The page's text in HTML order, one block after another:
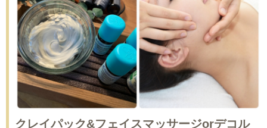
クレイパック&フェイスマッサージorデコル